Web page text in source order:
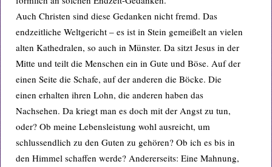
Auch Christen sind diese Gedanken nicht fremd. Das
endzeitliche Weltgericht – es ist in Stein gemeißelt an vielen
alten Kathedralen, so auch in Münster. Da sitzt Jesus in der
Mitte und teilt die Menschen ein in Gute und Böse. Auf der
einen Seite die Schafe, auf der anderen die Böcke. Die
einen erhalten ihren Lohn, die anderen haben das
Nachsehen. Da kriegt man es doch mit der Angst zu tun,
oder? Ob meine Lebensleistung wohl ausreicht, um
schlussendlich zu den Guten zu gehören? Ob ich es bis in
den Himmel schaffen werde? Andererseits: Eine Mahnung,